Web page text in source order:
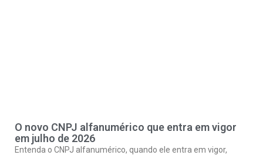
O novo CNPJ alfanumérico que entra em vigor
em julho de 2026
Entenda o CNPJ alfanumérico, quando ele entra em vigor,